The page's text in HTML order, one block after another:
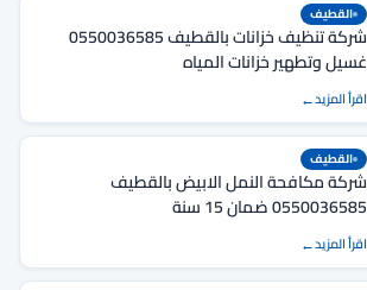
القطيف
شركة تنظيف خزانات بالقطيف 0550036585
غسيل وتطهير خزانات المياه
اقرأ المزيد
القطيف
شركة مكافحة النمل الابيض بالقطيف
0550036585 ضمان 15 سنة
اقرأ المزيد